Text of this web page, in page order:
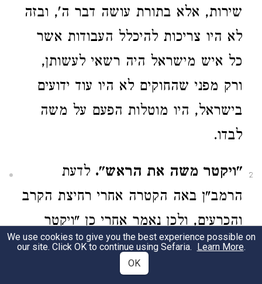
שירות, אלא בתורת עושה דבר ה', ובזה
לא היו צריכות להיכלל העבודות אשר
כל איש מישראל היה רשאי לעשותן,
ורק מפני שהחוקים לא היו עוד ידועים
בישראל, היו מוטלות הפעם על משה
לבדו.
2 "ויקטר משה את הראש". לדעת
הרמב"ן באה הקטרה אחרי רחיצת הקרב
והכרעים, ולכן נאמר אחרי כן "ויקטר
משה את כל האיל",השוה לעיל א,
יב-יג. דעה אחרת לויזל, אלא שהוא מניח
We use cookies to give you the best experience possible on
our site. Click OK to continue using Sefaria. Learn More.
OK